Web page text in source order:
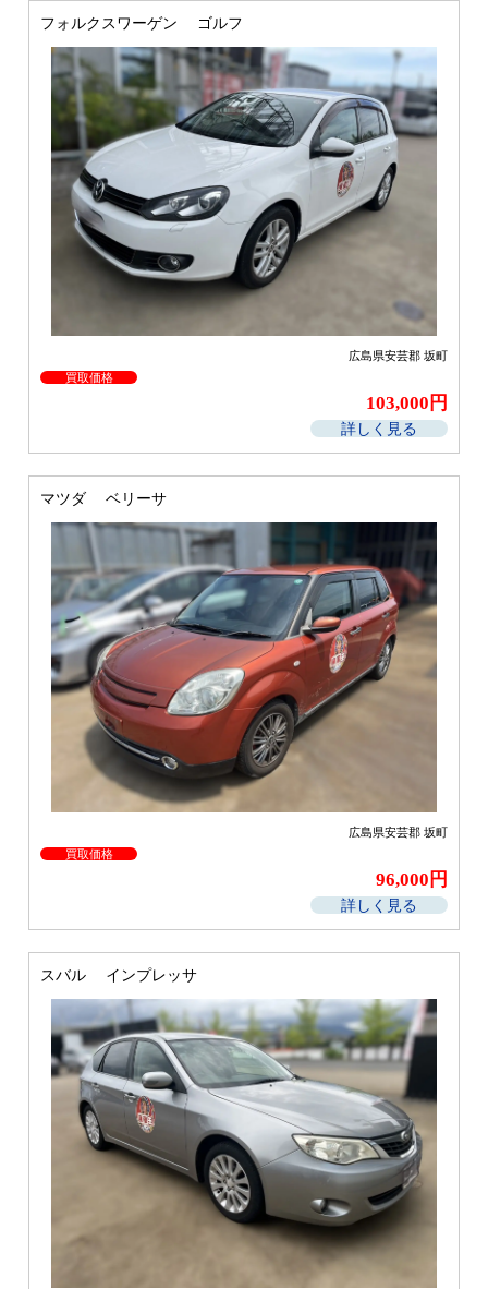
フォルクスワーゲン ゴルフ
広島県安芸郡 坂町
買取価格
103,000円
詳しく見る
マツダ ベリーサ
広島県安芸郡 坂町
買取価格
96,000円
詳しく見る
スバル インプレッサ